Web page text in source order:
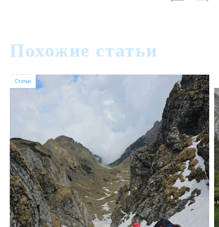
Похожие статьи
Статьи